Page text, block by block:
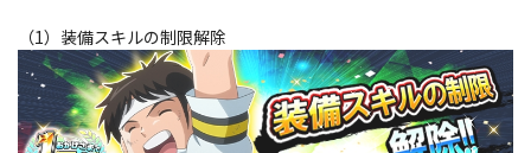
（1）装備スキルの制限解除